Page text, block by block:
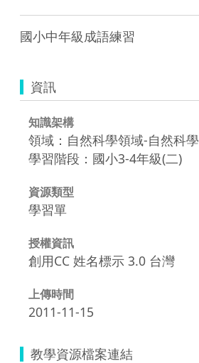
國小中年級成語練習
資訊
知識架構
領域：自然科學領域-自然科學
學習階段：國小3-4年級(二)
資源類型
學習單
授權資訊
創用CC 姓名標示 3.0 台灣
上傳時間
2011-11-15
教學資源檔案連結